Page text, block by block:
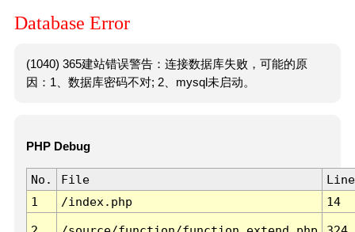
Database Error
(1040) 365建站错误警告：连接数据库失败，可能的原
因：1、数据库密码不对; 2、mysql未启动。
PHP Debug
No. File
Line
1
/index.php 14